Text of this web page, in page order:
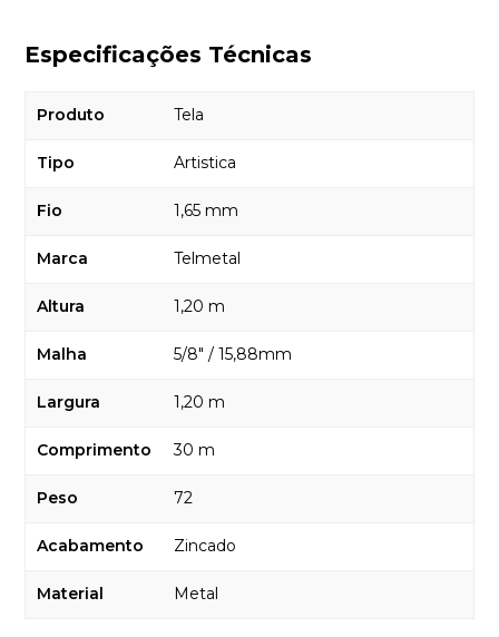
Especificações Técnicas
Produto Tela
Tipo Artistica
Fio 1,65 mm
Marca Telmetal
Altura 1,20 m
Malha 5/8" / 15,88mm
Largura 1,20 m
Comprimento 30 m
Peso 72
Acabamento Zincado
Material Metal